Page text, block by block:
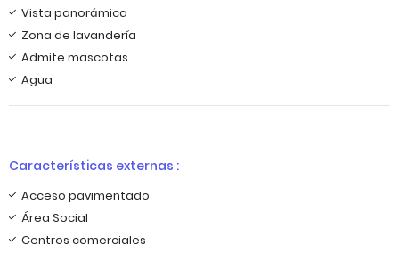
Vista panorámica
Zona de lavandería
Admite mascotas
Agua
Características externas :
Acceso pavimentado
Área Social
Centros comerciales